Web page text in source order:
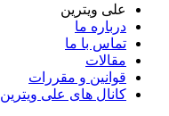
علی ویترین
درباره ما
تماس با ما
مقالات
قوانین و مقررات
کانال های علی ویترین